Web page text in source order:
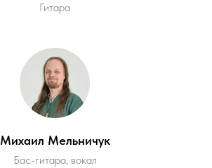
Гитара
Михаил Мельничук
Бас-гитара, вокал